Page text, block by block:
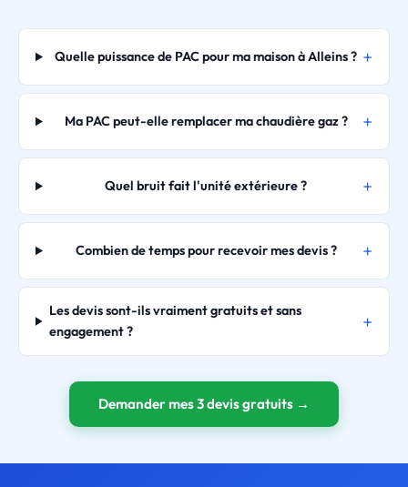
Quelle puissance de PAC pour ma maison à Alleins ?
Ma PAC peut-elle remplacer ma chaudière gaz ?
Quel bruit fait l'unité extérieure ?
Combien de temps pour recevoir mes devis ?
Les devis sont-ils vraiment gratuits et sans
engagement ?
Demander mes 3 devis gratuits →